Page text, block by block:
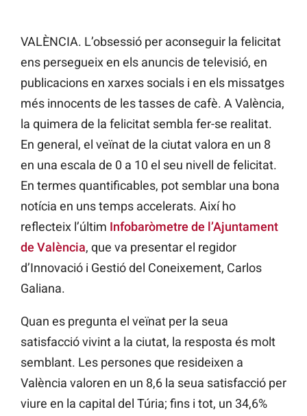
VALÈNCIA. L’obsessió per aconseguir la felicitat
ens persegueix en els anuncis de televisió, en
publicacions en xarxes socials i en els missatges
més innocents de les tasses de cafè. A València,
la quimera de la felicitat sembla fer-se realitat.
En general, el veïnat de la ciutat valora en un 8
en una escala de 0 a 10 el seu nivell de felicitat.
En termes quantificables, pot semblar una bona
notícia en uns temps accelerats. Així ho
reflecteix l’últim Infobaròmetre de l’Ajuntament
de València, que va presentar el regidor
d’Innovació i Gestió del Coneixement, Carlos
Galiana.
Quan es pregunta el veïnat per la seua
satisfacció vivint a la ciutat, la resposta és molt
semblant. Les persones que resideixen a
València valoren en un 8,6 la seua satisfacció per
viure en la capital del Túria; fins i tot, un 34,6%